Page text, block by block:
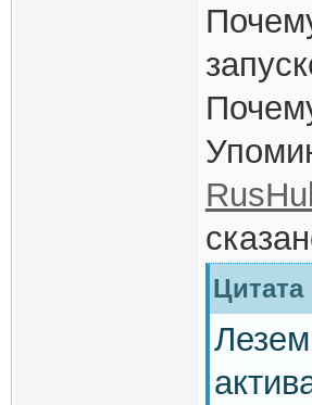
Цитата